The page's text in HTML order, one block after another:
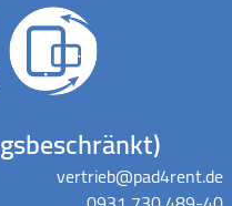
vertrieb@pad4rent.de